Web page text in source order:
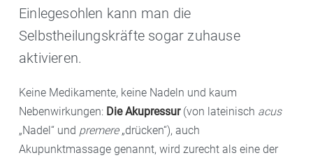
Einlegesohlen kann man die
Selbstheilungskräfte sogar zuhause
aktivieren.
Keine Medikamente, keine Nadeln und kaum
Nebenwirkungen: Die Akupressur (von lateinisch acus
„Nadel“ und premere„drücken“), auch
Akupunktmassage genannt, wird zurecht als eine der